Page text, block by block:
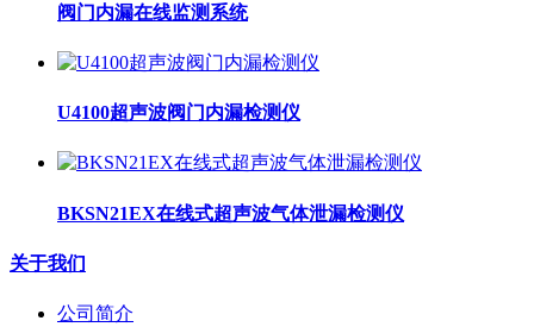
阀门内漏在线监测系统
U4100超声波阀门内漏检测仪
BKSN21EX在线式超声波气体泄漏检测仪
关于我们
公司简介